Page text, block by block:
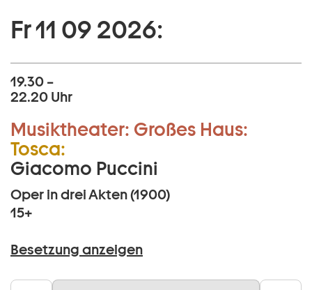
Fr 11 09 2026:
19.30 –
22.20 Uhr
Musiktheater: Großes Haus:
Tosca:
Giacomo Puccini
Oper in drei Akten (1900)
15+
Besetzung anzeigen